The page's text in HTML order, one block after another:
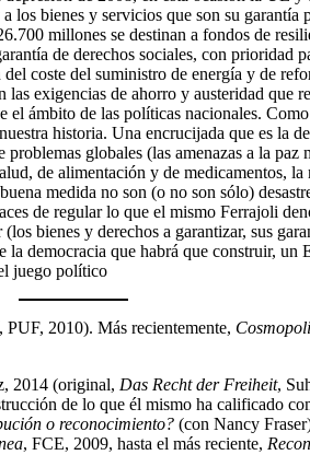
los bienes y servicios que son su
millones se destinan a fondos de
de derechos sociales, con prioridad
coste del suministro de energía y de
exigencias de ahorro y austeridad
el ámbito de las políticas nacionales.
historia. Una encrucijada que es la
globales (las amenazas a la
de alimentación y de medicamentos,
medida no son (o no son sólo)
de regular lo que el mismo Ferrajoli
bienes y derechos a garantizar, sus
democracia que habrá que construir,
juego político
, PUF, 2010). Más recientemente,
2014 (original, Das Recht der Freiheit,
de lo que él mismo ha calificado
o reconocimiento? (con Nancy
, FCE, 2009, hasta el más reciente,